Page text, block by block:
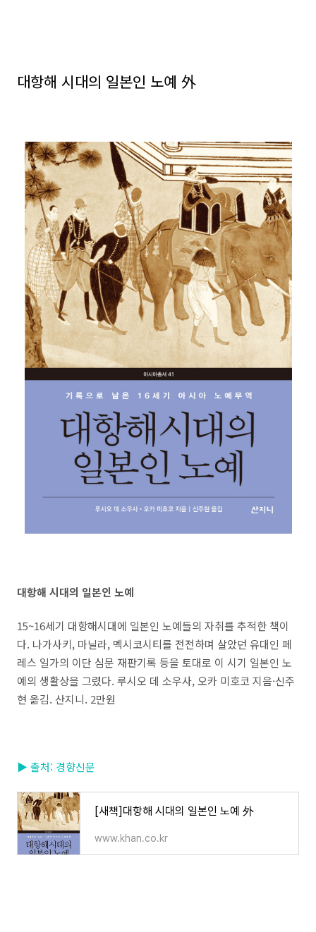
대항해 시대의 일본인 노예 外
대항해 시대의 일본인 노예
15~16세기 대항해시대에 일본인 노예들의 자취를 추적한 책이
다. 나가사키, 마닐라, 멕시코시티를 전전하며 살았던 유대인 페
레스 일가의 이단 심문 재판기록 등을 토대로 이 시기 일본인 노
예의 생활상을 그렸다. 루시오 데 소우사, 오카 미호코 지음·신주
현 옮김. 산지니. 2만원
▶ 출처: 경향신문
[새책]대항해 시대의 일본인 노예 外
www.khan.co.kr